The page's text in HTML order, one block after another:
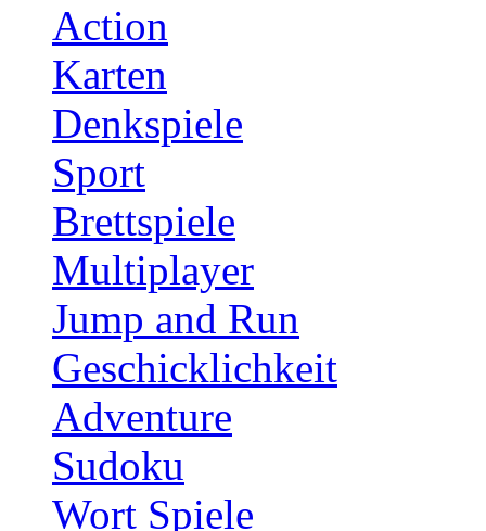
Action
Karten
Denkspiele
Sport
Brettspiele
Multiplayer
Jump and Run
Geschicklichkeit
Adventure
Sudoku
Wort Spiele